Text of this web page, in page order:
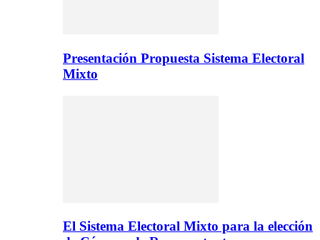
Presentación Propuesta Sistema Electoral
Mixto
El Sistema Electoral Mixto para la elección